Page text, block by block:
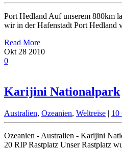
Port Hedland Auf unserem 880km
wir in der Hafenstadt Port Hedland
Read More
Okt 28 2010
0
Karijini Nationalpark
Australien, Ozeanien, Weltreise | 10
Ozeanien - Australien - Karijini
20 RIP Rastplatz Unser Rastplatz